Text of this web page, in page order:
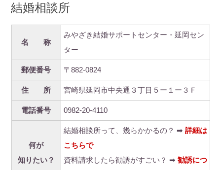
結婚相談所
名 称
みやざき結婚サポートセンター・延岡セン
ター
郵便番号 〒882-0824
住 所 宮崎県延岡市中央通３丁目５ー１ー３Ｆ
電話番号 0982-20-4110
何が
知りたい？
結婚相談所って、幾らかかるの？ ➡ 詳細は
こちらで
資料請求したら勧誘がすごい？ ➡ 勧誘につ